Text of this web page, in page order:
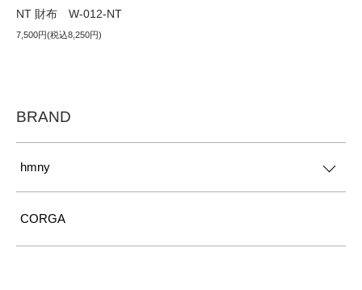
NT 財布 W-012-NT
7,500円(税込8,250円)
BRAND
hmny
CORGA